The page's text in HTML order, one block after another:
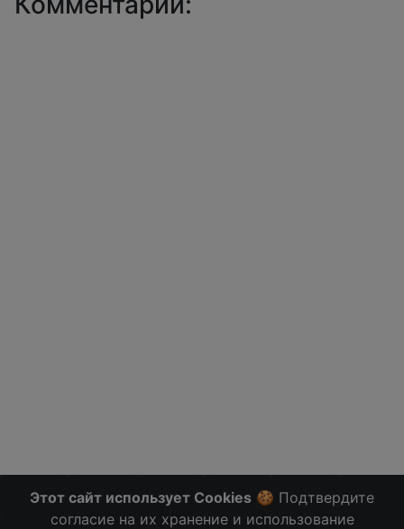
Этот сайт использует Cookies 🍪 Подтвердите
согласие на их хранение и использование